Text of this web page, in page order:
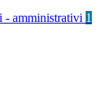
- amministrativi 1